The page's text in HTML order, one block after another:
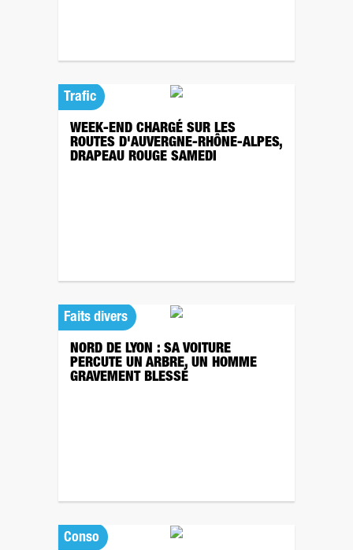
Trafic
WEEK-END CHARGÉ SUR LES
ROUTES D'AUVERGNE-RHÔNE-ALPES,
DRAPEAU ROUGE SAMEDI
Faits divers
NORD DE LYON : SA VOITURE
PERCUTE UN ARBRE, UN HOMME
GRAVEMENT BLESSÉ
Conso